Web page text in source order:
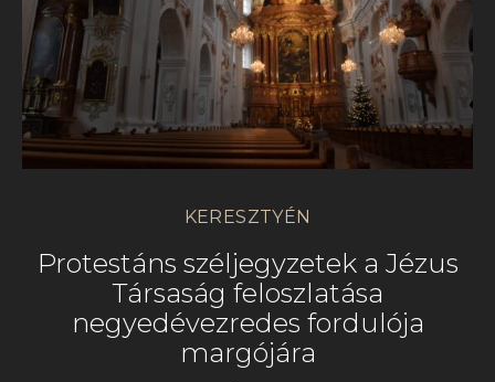
KERESZTYÉN
Protestáns széljegyzetek a Jézus
Társaság feloszlatása
negyedévezredes fordulója
margójára